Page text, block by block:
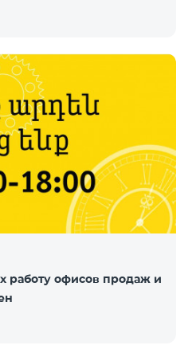
работу офисов продаж и